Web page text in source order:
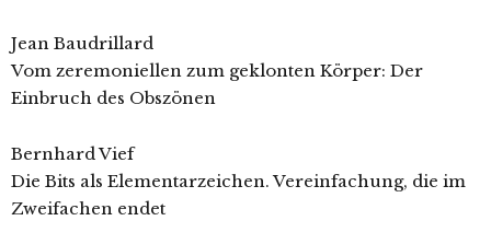
Jean Baudrillard
Vom zeremoniellen zum geklonten Körper: Der
Einbruch des Obszönen
Bernhard Vief
Die Bits als Elementarzeichen. Vereinfachung, die im
Zweifachen endet